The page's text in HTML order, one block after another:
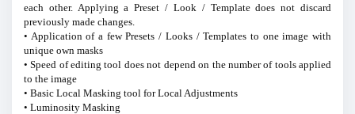
each other. Applying a Preset / Look / Template does not discard
previously made changes.
• Application of a few Presets / Looks / Templates to one image with
unique own masks
• Speed of editing tool does not depend on the number of tools applied
to the image
• Basic Local Masking tool for Local Adjustments
• Luminosity Masking